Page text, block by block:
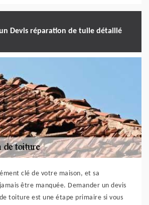
Devis réparation de tuile détaillé
clé de votre maison, et sa
être manquée. Demander un devis
toiture est une étape primaire si vous